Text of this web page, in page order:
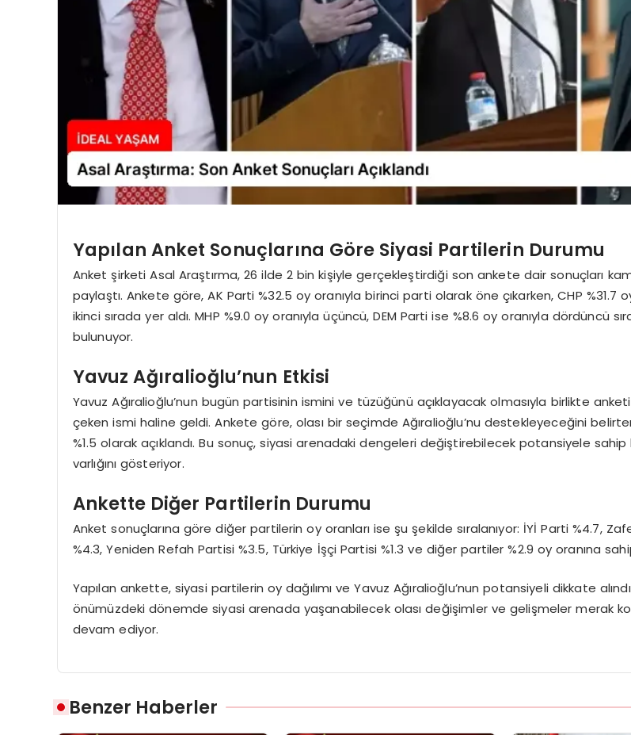
Yapılan Anket Sonuçlarına Göre Siyasi Partilerin Durumu
Anket şirketi Asal Araştırma, 26 ilde 2 bin kişiyle gerçekleştirdiği son ankete dair sonuçları
paylaştı. Ankete göre, AK Parti %32.5 oy oranıyla birinci parti olarak öne çıkarken, CHP %31.7
ikinci sırada yer aldı. MHP %9.0 oy oranıyla üçüncü, DEM Parti ise %8.6 oy oranıyla dördüncü
bulunuyor.
Yavuz Ağıralioğlu’nun Etkisi
Yavuz Ağıralioğlu’nun bugün partisinin ismini ve tüzüğünü açıklayacak olmasıyla birlikte
çeken ismi haline geldi. Ankete göre, olası bir seçimde Ağıralioğlu’nu destekleyeceğini
%1.5 olarak açıklandı. Bu sonuç, siyasi arenadaki dengeleri değiştirebilecek potansiyele sahip
varlığını gösteriyor.
Ankette Diğer Partilerin Durumu
Anket sonuçlarına göre diğer partilerin oy oranları ise şu şekilde sıralanıyor: İYİ Parti %4.7,
%4.3, Yeniden Refah Partisi %3.5, Türkiye İşçi Partisi %1.3 ve diğer partiler %2.9 oy oranına
Yapılan ankette, siyasi partilerin oy dağılımı ve Yavuz Ağıralioğlu’nun potansiyeli dikkate
önümüzdeki dönemde siyasi arenada yaşanabilecek olası değişimler ve gelişmeler merak
devam ediyor.
Benzer Haberler